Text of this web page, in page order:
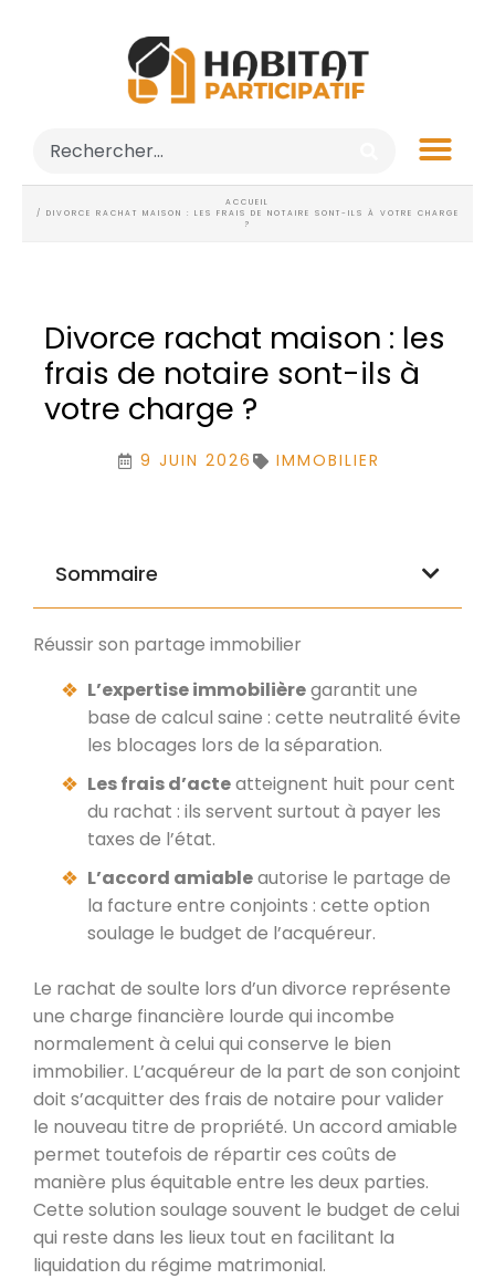
ACCUEIL
/ DIVORCE RACHAT MAISON : LES FRAIS DE NOTAIRE SONT-ILS À VOTRE CHARGE
?
Divorce rachat maison : les
frais de notaire sont-ils à
votre charge ?
9 JUIN 2026 IMMOBILIER
Sommaire
Réussir son partage immobilier
L’expertise immobilièregarantit une
base de calcul saine : cette neutralité évite
les blocages lors de la séparation.
Les frais d’acteatteignent huit pour cent
du rachat : ils servent surtout à payer les
taxes de l’état.
L’accord amiableautorise le partage de
la facture entre conjoints : cette option
soulage le budget de l’acquéreur.
Le rachat de soulte lors d’un divorce représente
une charge financière lourde qui incombe
normalement à celui qui conserve le bien
immobilier. L’acquéreur de la part de son conjoint
doit s’acquitter des frais de notaire pour valider
le nouveau titre de propriété. Un accord amiable
permet toutefois de répartir ces coûts de
manière plus équitable entre les deux parties.
Cette solution soulage souvent le budget de celui
qui reste dans les lieux tout en facilitant la
liquidation du régime matrimonial.